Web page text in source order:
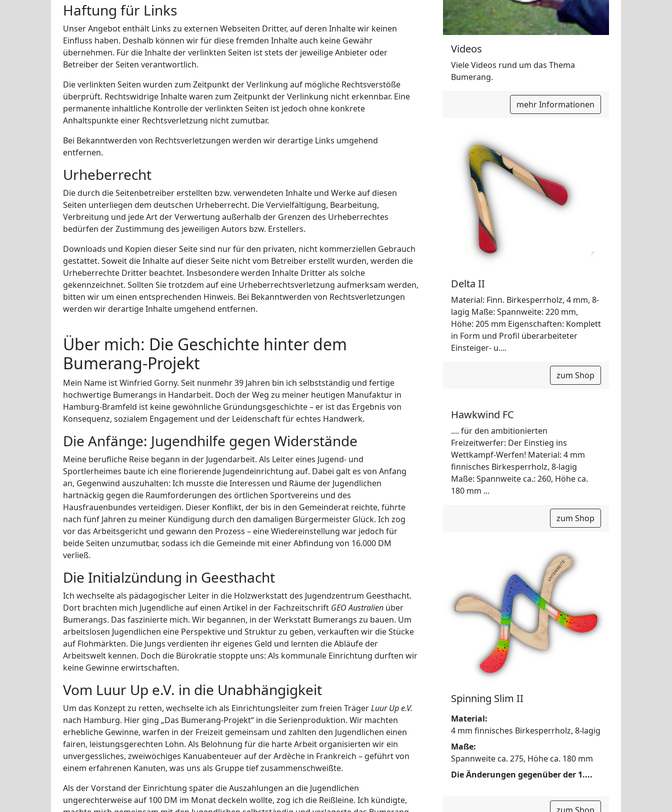
Haftung für Links
Unser Angebot enthält Links zu externen Webseiten Dritter, auf deren Inhalte wir keinen
Einfluss haben. Deshalb können wir für diese fremden Inhalte auch keine Gewähr
übernehmen. Für die Inhalte der verlinkten Seiten ist stets der jeweilige Anbieter oder
Betreiber der Seiten verantwortlich.
Die verlinkten Seiten wurden zum Zeitpunkt der Verlinkung auf mögliche Rechtsverstöße
überprüft. Rechtswidrige Inhalte waren zum Zeitpunkt der Verlinkung nicht erkennbar. Eine
permanente inhaltliche Kontrolle der verlinkten Seiten ist jedoch ohne konkrete
Anhaltspunkte einer Rechtsverletzung nicht zumutbar.
Bei Bekanntwerden von Rechtsverletzungen werden wir derartige Links umgehend
entfernen.
Urheberrecht
Die durch die Seitenbetreiber erstellten bzw. verwendeten Inhalte und Werke auf diesen
Seiten unterliegen dem deutschen Urheberrecht. Die Vervielfältigung, Bearbeitung,
Verbreitung und jede Art der Verwertung außerhalb der Grenzen des Urheberrechtes
bedürfen der Zustimmung des jeweiligen Autors bzw. Erstellers.
Downloads und Kopien dieser Seite sind nur für den privaten, nicht kommerziellen Gebrauch
gestattet. Soweit die Inhalte auf dieser Seite nicht vom Betreiber erstellt wurden, werden die
Urheberrechte Dritter beachtet. Insbesondere werden Inhalte Dritter als solche
gekennzeichnet. Sollten Sie trotzdem auf eine Urheberrechtsverletzung aufmerksam werden,
bitten wir um einen entsprechenden Hinweis. Bei Bekanntwerden von Rechtsverletzungen
werden wir derartige Inhalte umgehend entfernen.
Über mich: Die Geschichte hinter dem
Bumerang-Projekt
Mein Name ist Winfried Gorny. Seit nunmehr 39 Jahren bin ich selbstständig und fertige
hochwertige Bumerangs in Handarbeit. Doch der Weg zu meiner heutigen Manufaktur in
Hamburg-Bramfeld ist keine gewöhnliche Gründungsgeschichte – er ist das Ergebnis von
Konsequenz, sozialem Engagement und der Leidenschaft für echtes Handwerk.
Die Anfänge: Jugendhilfe gegen Widerstände
Meine berufliche Reise begann in der Jugendarbeit. Als Leiter eines Jugend- und
Sportlerheimes baute ich eine florierende Jugendeinrichtung auf. Dabei galt es von Anfang
an, Gegenwind auszuhalten: Ich musste die Interessen und Räume der Jugendlichen
hartnäckig gegen die Raumforderungen des örtlichen Sportvereins und des
Hausfrauenbundes verteidigen. Dieser Konflikt, der bis in den Gemeinderat reichte, führte
nach fünf Jahren zu meiner Kündigung durch den damaligen Bürgermeister Glück. Ich zog
vor das Arbeitsgericht und gewann den Prozess – eine Wiedereinstellung war jedoch für
beide Seiten unzumutbar, sodass ich die Gemeinde mit einer Abfindung von 16.000 DM
verließ.
Die Initialzündung in Geesthacht
Ich wechselte als pädagogischer Leiter in die Holzwerkstatt des Jugendzentrum Geesthacht.
Dort brachten mich Jugendliche auf einen Artikel in der Fachzeitschrift GEO Australien über
Bumerangs. Das faszinierte mich. Wir begannen, in der Werkstatt Bumerangs zu bauen. Um
arbeitslosen Jugendlichen eine Perspektive und Struktur zu geben, verkauften wir die Stücke
auf Flohmärkten. Die Jungs verdienten ihr eigenes Geld und lernten die Abläufe der
Arbeitswelt kennen. Doch die Bürokratie stoppte uns: Als kommunale Einrichtung durften wir
keine Gewinne erwirtschaften.
Vom Luur Up e.V. in die Unabhängigkeit
Um das Konzept zu retten, wechselte ich als Einrichtungsleiter zum freien TrägerLuur Up e.V.
nach Hamburg. Hier ging „Das Bumerang-Projekt“ in die Serienproduktion. Wir machten
erhebliche Gewinne, warfen in der Freizeit gemeinsam und zahlten den Jugendlichen einen
fairen, leistungsgerechten Lohn. Als Belohnung für die harte Arbeit organisierten wir ein
unvergessliches, zweiwöchiges Kanuabenteuer auf der Ardèche in Frankreich – geführt von
einem erfahrenen Kanuten, was uns als Gruppe tief zusammenschweißte.
Als der Vorstand der Einrichtung später die Auszahlungen an die Jugendlichen
ungerechterweise auf 100 DM im Monat deckeln wollte, zog ich die Reißleine. Ich kündigte,
Videos
Viele Videos rund um das Thema
Bumerang.
mehr Informationen
Delta II
Material: Finn. Birkesperrholz, 4 mm, 8-
lagig Maße: Spannweite: 220 mm,
Höhe: 205 mm Eigenschaften: Komplett
in Form und Profil überarbeiteter
Einsteiger- u....
zum Shop
Hawkwind FC
.... für den ambitionierten
Freizeitwerfer: Der Einstieg ins
Wettkampf-Werfen! Material: 4 mm
finnisches Birkesperrholz, 8-lagig
Maße: Spannweite ca.: 260, Höhe ca.
180 mm ...
zum Shop
Spinning Slim II
Material:
4 mm finnisches Birkesperrholz, 8-lagig
Maße:
Spannweite ca. 275, Höhe ca. 180 mm
Die Änderungen gegenüber der 1....
zum Shop